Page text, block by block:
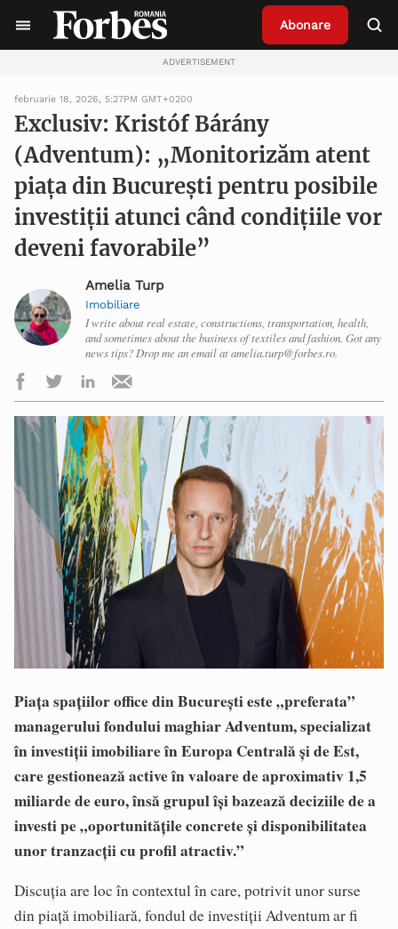
Abonare
ADVERTISEMENT
februarie 18, 2026, 5:27PM GMT+0200
Exclusiv: Kristóf Bárány
(Adventum): „Monitorizăm atent
piața din București pentru posibile
investiții atunci când condițiile vor
deveni favorabile”
Amelia Turp
Imobiliare
I write about real estate, constructions, transportation, health,
and sometimes about the business of textiles and fashion. Got any
news tips? Drop me an email at amelia.turp@forbes.ro.
Piața spațiilor office din București este „preferata”
managerului fondului maghiar Adventum, specializat
în investiții imobiliare în Europa Centrală și de Est,
care gestionează active în valoare de aproximativ 1,5
miliarde de euro, însă grupul își bazează deciziile de a
investi pe „oportunitățile concrete și disponibilitatea
unor tranzacții cu profil atractiv.”
Discuția are loc în contextul în care, potrivit unor surse
din piață imobiliară, fondul de investiții Adventum ar fi